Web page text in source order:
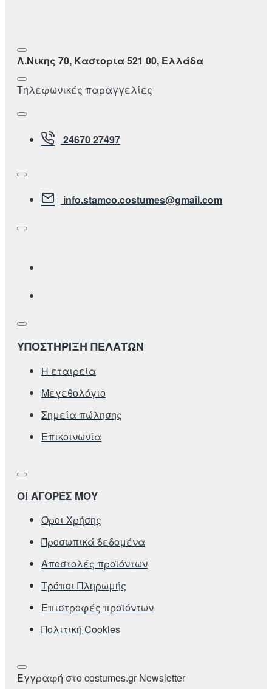
Λ.Νικης 70, Καστορια 521 00, Ελλάδα
Τηλεφωνικές παραγγελίες
24670 27497
info.stamco.costumes@gmail.com
ΥΠΟΣΤΗΡΙΞΗ ΠΕΛΑΤΩΝ
Η εταιρεία
Μεγεθολόγιο
Σημεία πώλησης
Επικοινωνία
ΟΙ ΑΓΟΡΕΣ ΜΟΥ
Όροι Χρήσης
Προσωπικά δεδομένα
Αποστολές προϊόντων
Τρόποι Πληρωμής
Επιστροφές προϊόντων
Πολιτική Cookies
Εγγραφή στο costumes.gr Newsletter